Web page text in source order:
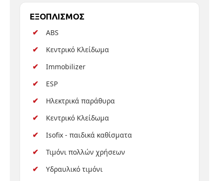
ΕΞΟΠΛΙΣΜΟΣ
ABS
Κεντρικό Κλείδωμα
Immobilizer
ESP
Ηλεκτρικά παράθυρα
Κεντρικό Κλείδωμα
Isofix - παιδικά καθίσματα
Τιμόνι πολλών χρήσεων
Υδραυλικό τιμόνι